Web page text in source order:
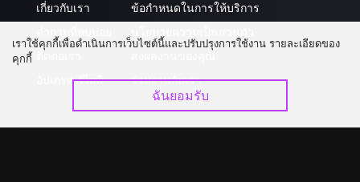
เกี่ยวกับเรา
อัปเกรด วีไอพี
ข้อกำหนดในการให้บริการ
ร่วมงานกับเรา
เราใช้คุกกี้เพื่อดำเนินการเว็บไซต์นี้และปรับปรุงการใช้งาน รายละเอียดของ
คุกกี้
ฉันยอมรับ